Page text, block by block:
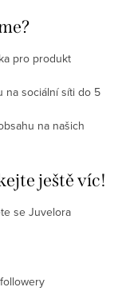
pro produkt
na sociální síti do 5
na našich
ještě víc!
se Juvelora